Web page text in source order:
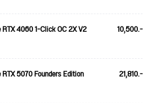
RTX 4060 1-Click OC 2X V2 10,500.-
5070 Founders Edition 21,810.-